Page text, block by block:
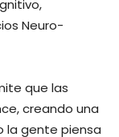
Neuro-
que las
creando una
la gente piensa